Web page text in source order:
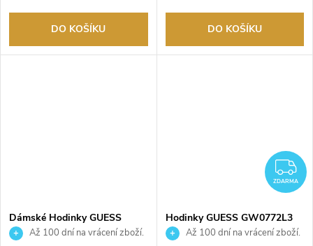
DO KOŠÍKU DO KOŠÍKU
Dámské Hodinky GUESS
GW0931L1
Až 100 dní na vrácení zboží.
ZDARMA
Hodinky GUESS GW0772L3
Až 100 dní na vrácení zboží.